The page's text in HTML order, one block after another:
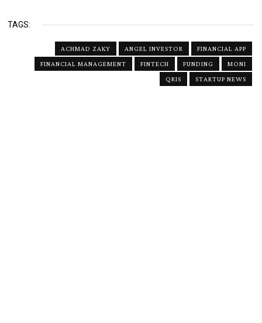
TAGS:
ACHMAD ZAKY ANGEL INVESTOR
FINANCIAL APP
FINANCIAL MANAGEMENT
FINTECH FUNDING
MONI
QRIS
STARTUP NEWS